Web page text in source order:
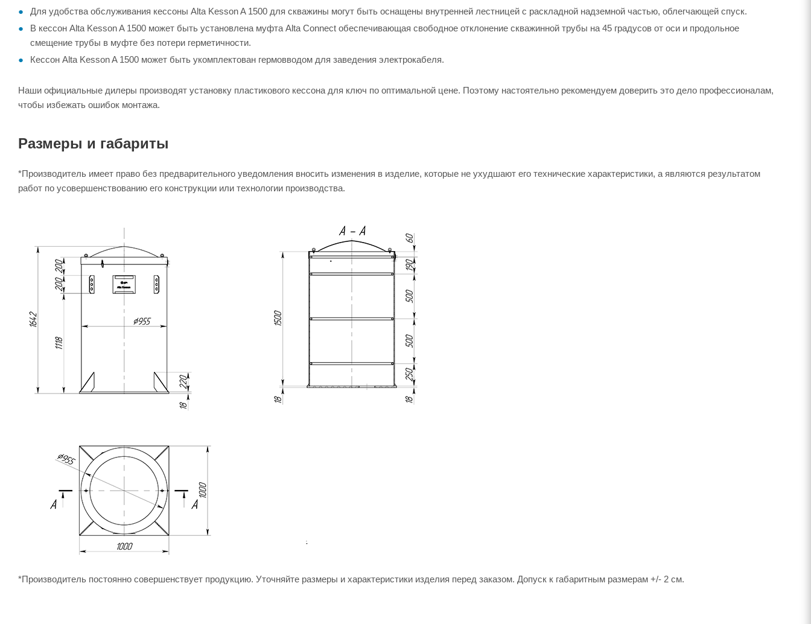
Для удобства обслуживания кессоны Alta Kesson A 1500 для скважины могут быть оснащены внутренней лестницей с раскладной надземной частью, облегчающей спуск.
В кессон Alta Kesson A 1500 может быть установлена муфта Alta Connect обеспечивающая свободное отклонение скважинной трубы на 45 градусов от оси и продольное
смещение трубы в муфте без потери герметичности.
Кессон Alta Kesson A 1500 может быть укомплектован гермовводом для заведения электрокабеля.
Наши официальные дилеры производят установку пластикового кессона для ключ по оптимальной цене. Поэтому настоятельно рекомендуем доверить это дело профессионалам,
чтобы избежать ошибок монтажа.
Размеры и габариты
*Производитель имеет право без предварительного уведомления вносить изменения в изделие, которые не ухудшают его технические характеристики, а являются результатом
работ по усовершенствованию его конструкции или технологии производства.
*Производитель постоянно совершенствует продукцию. Уточняйте размеры и характеристики изделия перед заказом. Допуск к габаритным размерам +/- 2 см.